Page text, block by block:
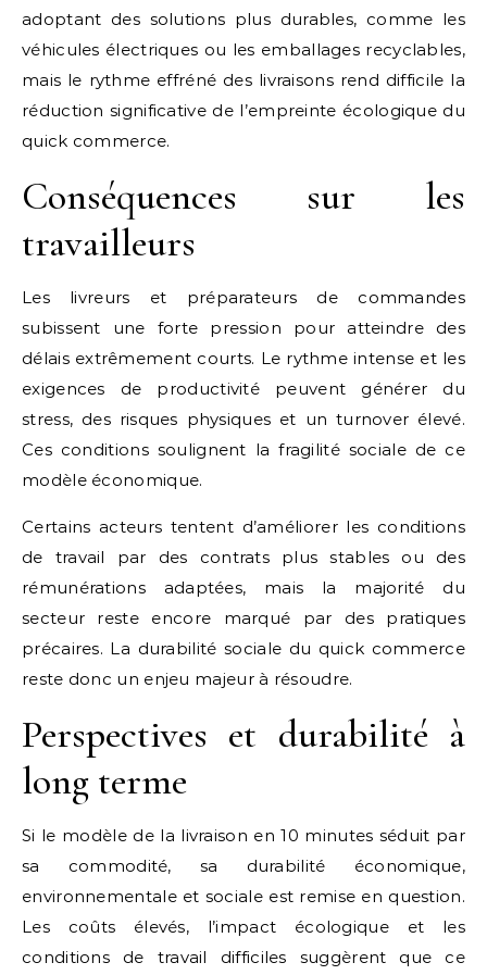
adoptant des solutions plus durables, comme les
véhicules électriques ou les emballages recyclables,
mais le rythme effréné des livraisons rend difficile la
réduction significative de l’empreinte écologique du
quick commerce.
Conséquences sur les
travailleurs
Les livreurs et préparateurs de commandes
subissent une forte pression pour atteindre des
délais extrêmement courts. Le rythme intense et les
exigences de productivité peuvent générer du
stress, des risques physiques et un turnover élevé.
Ces conditions soulignent la fragilité sociale de ce
modèle économique.
Certains acteurs tentent d’améliorer les conditions
de travail par des contrats plus stables ou des
rémunérations adaptées, mais la majorité du
secteur reste encore marqué par des pratiques
précaires. La durabilité sociale du quick commerce
reste donc un enjeu majeur à résoudre.
Perspectives et durabilité à
long terme
Si le modèle de la livraison en 10 minutes séduit par
sa commodité, sa durabilité économique,
environnementale et sociale est remise en question.
Les coûts élevés, l’impact écologique et les
conditions de travail difficiles suggèrent que ce